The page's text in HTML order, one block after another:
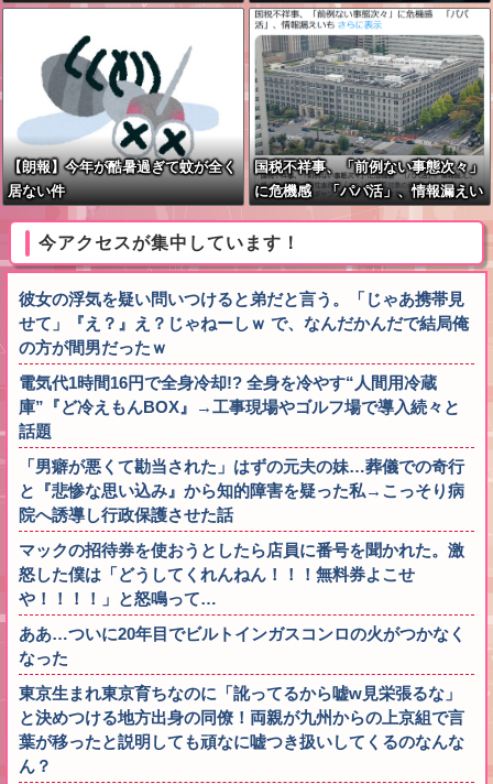
付く…
【朗報】今年が酷暑過ぎて蚊が全く
居ない件
国税不祥事、「前例ない事態次々」
に危機感 「パパ活」、情報漏えい
今アクセスが集中しています！
彼女の浮気を疑い問いつけると弟だと言う。「じゃあ携帯見
せて」『え？』え？じゃねーしｗ で、なんだかんだで結局俺
の方が間男だったｗ
電気代1時間16円で全身冷却!? 全身を冷やす“人間用冷蔵
庫”『ど冷えもんBOX』→工事現場やゴルフ場で導入続々と
話題
「男癖が悪くて勘当された」はずの元夫の妹…葬儀での奇行
と『悲惨な思い込み』から知的障害を疑った私→こっそり病
院へ誘導し行政保護させた話
マックの招待券を使おうとしたら店員に番号を聞かれた。激
怒した僕は「どうしてくれんねん！！！無料券よこせ
や！！！！」と怒鳴って…
ああ…ついに20年目でビルトインガスコンロの火がつかなく
なった
東京生まれ東京育ちなのに「訛ってるから嘘w見栄張るな」
と決めつける地方出身の同僚！両親が九州からの上京組で言
葉が移ったと説明しても頑なに嘘つき扱いしてくるのなんな
ん？